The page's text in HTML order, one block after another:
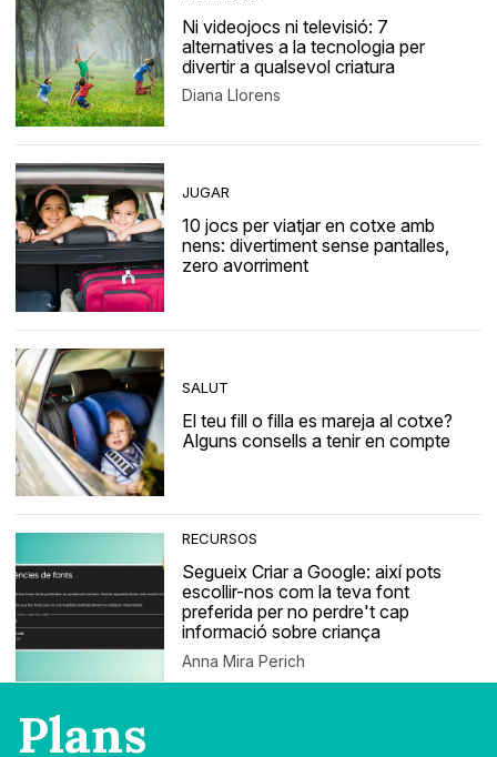
Ni videojocs ni televisió: 7
alternatives a la tecnologia per
divertir a qualsevol criatura
Diana Llorens
JUGAR
10 jocs per viatjar en cotxe amb
nens: divertiment sense pantalles,
zero avorriment
SALUT
El teu fill o filla es mareja al cotxe?
Alguns consells a tenir en compte
RECURSOS
Segueix Criar a Google: així pots
escollir-nos com la teva font
preferida per no perdre't cap
informació sobre criança
Anna Mira Perich
Plans